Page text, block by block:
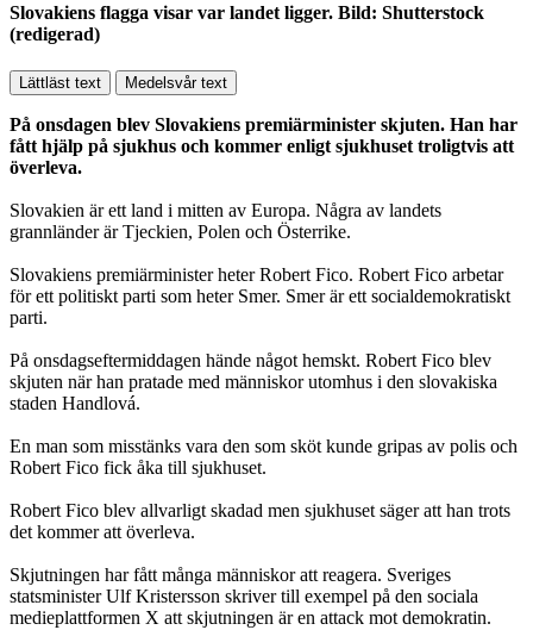
Slovakiens flagga visar var landet ligger. Bild: Shutterstock
(redigerad)
Lättläst text Medelsvår text
På onsdagen blev Slovakiens premiärminister skjuten. Han har
fått hjälp på sjukhus och kommer enligt sjukhuset troligtvis att
överleva.
Slovakien är ett land i mitten av Europa. Några av landets
grannländer är Tjeckien, Polen och Österrike.
Slovakiens premiärminister heter Robert Fico. Robert Fico arbetar
för ett politiskt parti som heter Smer. Smer är ett socialdemokratiskt
parti.
På onsdagseftermiddagen hände något hemskt. Robert Fico blev
skjuten när han pratade med människor utomhus i den slovakiska
staden Handlová.
En man som misstänks vara den som sköt kunde gripas av polis och
Robert Fico fick åka till sjukhuset.
Robert Fico blev allvarligt skadad men sjukhuset säger att han trots
det kommer att överleva.
Skjutningen har fått många människor att reagera. Sveriges
statsminister Ulf Kristersson skriver till exempel på den sociala
medieplattformen X att skjutningen är en attack mot demokratin.